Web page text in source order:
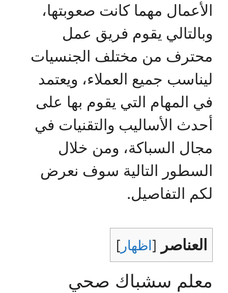
الأعمال مهما كانت صعوبتها،
وبالتالي يقوم فريق عمل
محترف من مختلف الجنسيات
ليناسب جميع العملاء، ويعتمد
في المهام التي يقوم بها على
أحدث الأساليب والتقنيات في
مجال السباكة، ومن خلال
السطور التالية سوف نعرض
لكم التفاصيل.
العناصر [اظهار ]
معلم سشباك صحي